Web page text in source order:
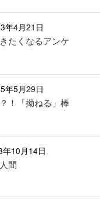
年4月21日
たくなるアンケ
年5月29日
！「拗ねる」棒
年10月14日
間